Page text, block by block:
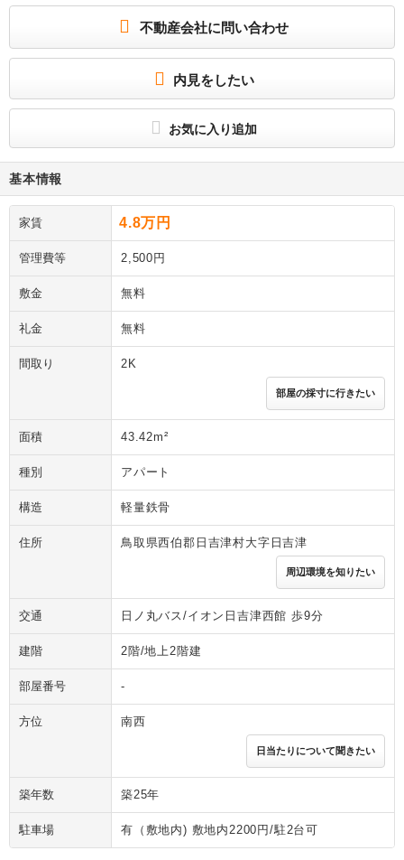
不動産会社に問い合わせ
内見をしたい
お気に入り追加
基本情報
家賃 4.8万円
管理費等 2,500円
敷金 無料
礼金 無料
間取り 2K
部屋の採寸に行きたい
面積 43.42m²
種別 アパート
構造 軽量鉄骨
住所 鳥取県西伯郡日吉津村大字日吉津
周辺環境を知りたい
交通 日ノ丸バス/イオン日吉津西館 歩9分
建階 2階/地上2階建
部屋番号 -
方位 南西
日当たりについて聞きたい
築年数 築25年
駐車場 有（敷地内) 敷地内2200円/駐2台可